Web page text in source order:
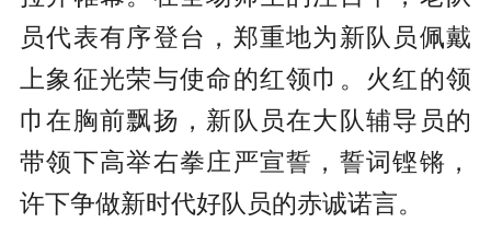
员代表有序登台，郑重地为新队员佩戴
上象征光荣与使命的红领巾。火红的领
巾在胸前飘扬，新队员在大队辅导员的
带领下高举右拳庄严宣誓，誓词铿锵，
许下争做新时代好队员的赤诚诺言。